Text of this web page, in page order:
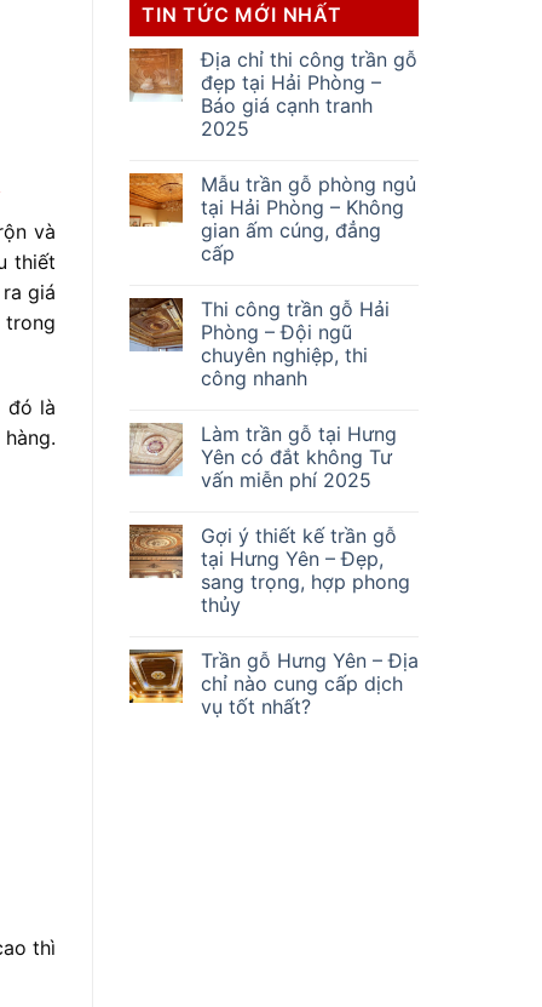
và
thiết
giá
trong
đó là
thì
TIN TỨC MỚI NHẤT
Địa chỉ thi công trần gỗ
đẹp tại Hải Phòng –
Báo giá cạnh tranh
2025
Mẫu trần gỗ phòng ngủ
tại Hải Phòng – Không
gian ấm cúng, đẳng
cấp
Thi công trần gỗ Hải
Phòng – Đội ngũ
chuyên nghiệp, thi
công nhanh
Làm trần gỗ tại Hưng
Yên có đắt không Tư
vấn miễn phí 2025
Gợi ý thiết kế trần gỗ
tại Hưng Yên – Đẹp,
sang trọng, hợp phong
thủy
Trần gỗ Hưng Yên – Địa
chỉ nào cung cấp dịch
vụ tốt nhất?